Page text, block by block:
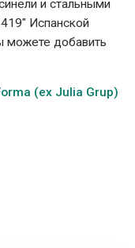
и стальными
Испанской
можете добавить
(ех Julia Grup)